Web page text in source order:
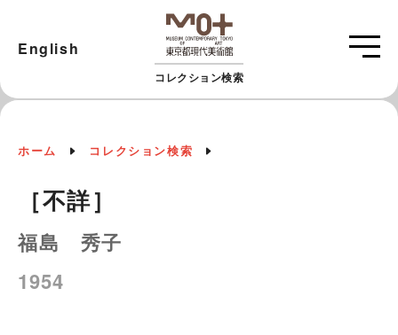
コレクション検索
English
ホーム コレクション検索
［不詳］
福島 秀子
1954